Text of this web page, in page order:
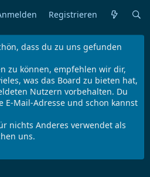
Registrieren
dass du zu uns gefunden
zu können, empfehlen wir dir,
was das Board zu bieten hat,
Nutzern vorbehalten. Du
Mail-Adresse und schon kannst
nichts Anderes verwendet als
uns.